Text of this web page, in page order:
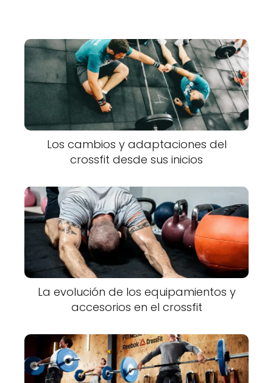
Los cambios y adaptaciones del
crossfit desde sus inicios
La evolución de los equipamientos y
accesorios en el crossfit